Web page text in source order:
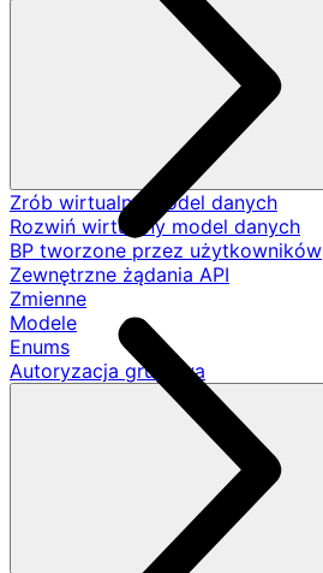
Zrób wirtualny model danych
Rozwiń wirtualny model danych
BP tworzone przez użytkowników
Zewnętrzne żądania API
Zmienne
Modele
Enums
Autoryzacja grupowa